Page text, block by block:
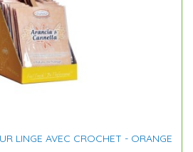
LINGE AVEC CROCHET - ORANGE